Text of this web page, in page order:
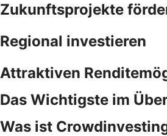
Zukunftsprojekte
Regional investieren
Attraktiven
Das Wichtigste im
Was ist